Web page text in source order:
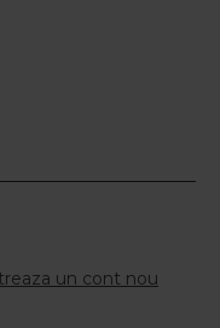
un cont nou